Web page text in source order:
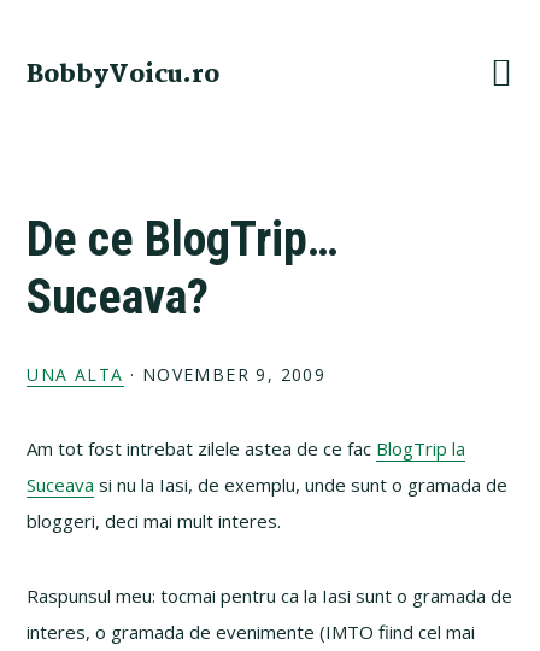
primary
main
primary
footer
BobbyVoicu.ro
De ce BlogTrip…
Suceava?
UNA ALTA · NOVEMBER 9, 2009
Am tot fost intrebat zilele astea de ce fac BlogTrip la
Suceava si nu la Iasi, de exemplu, unde sunt o gramada de
bloggeri, deci mai mult interes.
Raspunsul meu: tocmai pentru ca la Iasi sunt o gramada de
interes, o gramada de evenimente (IMTO fiind cel mai